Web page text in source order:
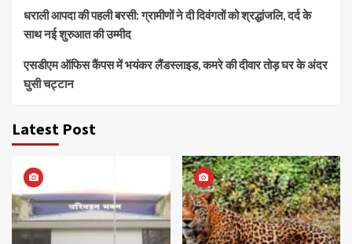
धराली आपदा की पहली बरसी: ग्रामीणों ने दी दिवंगतों को श्रद्धांजलि, दर्द के
साथ नई शुरुआत की उम्मीद
एसडीएम ऑफिस कैंपस में भयंकर लैंडस्लाइड, कमरे की दीवार तोड़ घर के अंदर
घुसी चट्टान
Latest Post